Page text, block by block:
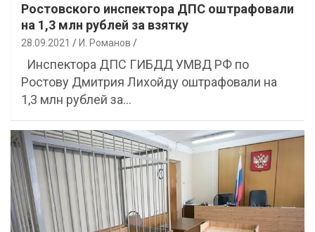
Ростовского инспектора ДПС оштрафовали
на 1,3 млн рублей за взятку
28.09.2021 И. Романов
Инспектора ДПС ГИБДД УМВД РФ по
Ростову Дмитрия Лихойду оштрафовали на
1,3 млн рублей за…